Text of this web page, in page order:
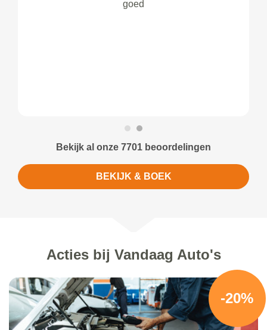
goed
Bekijk al onze 7701 beoordelingen
BEKIJK & BOEK
Acties bij Vandaag Auto's
-20%